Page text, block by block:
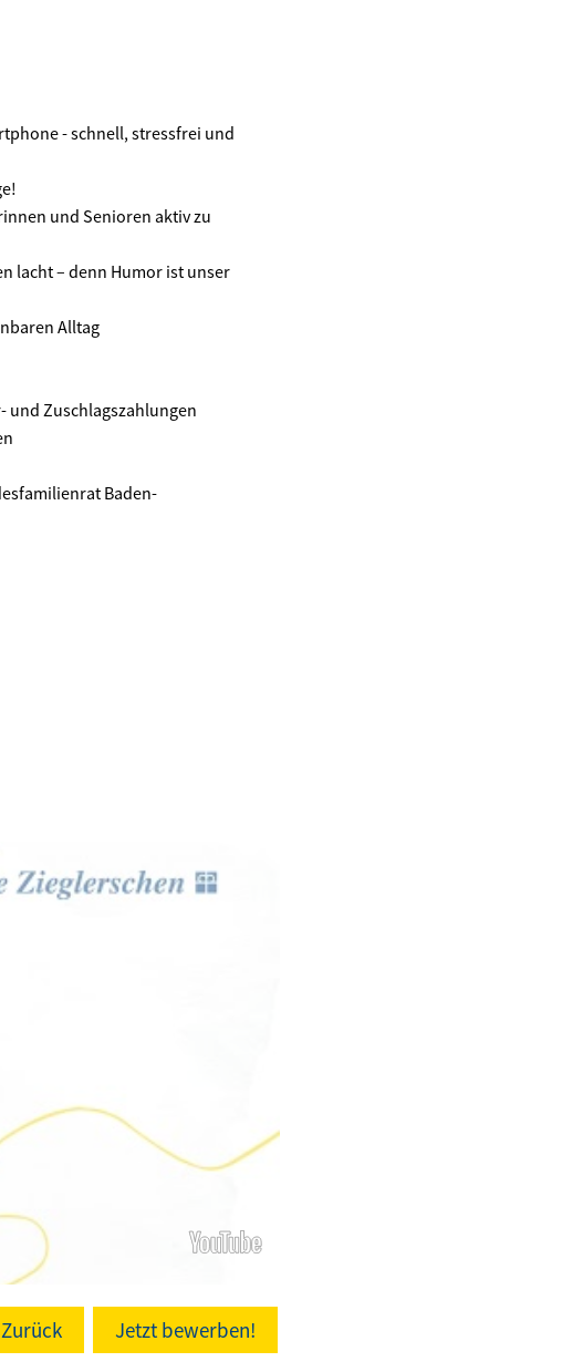
- schnell, stressfrei und
und Senioren aktiv zu
lacht – denn Humor ist unser
Alltag
und Zuschlagszahlungen
Baden-
Zurück Jetzt bewerben!